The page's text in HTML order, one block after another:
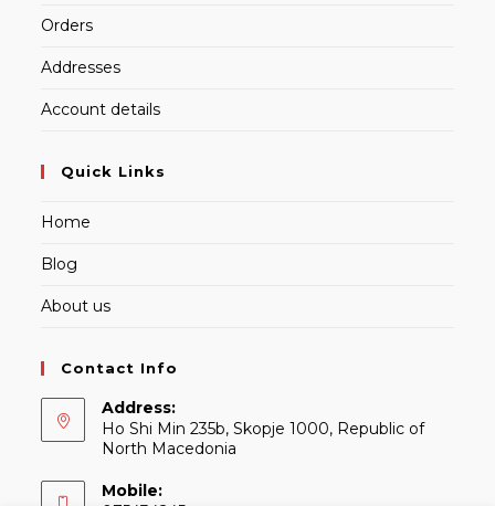
Orders
Addresses
Account details
Quick Links
Home
Blog
About us
Contact Info
Address:
Ho Shi Min 235b, Skopje 1000, Republic of
North Macedonia
Mobile: